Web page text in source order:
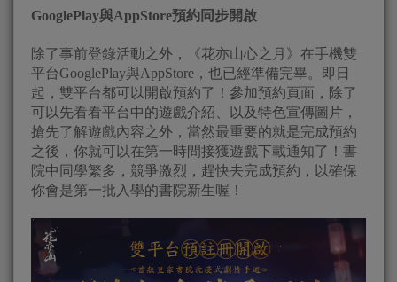
GooglePlay與AppStore預約同步開啟
除了事前登錄活動之外，《花亦山心之月》在手機雙
平台GooglePlay與AppStore，也已經準備完畢。即日
起，雙平台都可以開啟預約了！參加預約頁面，除了
可以先看看平台中的遊戲介紹、以及特色宣傳圖片，
搶先了解遊戲內容之外，當然最重要的就是完成預約
之後，你就可以在第一時間接獲遊戲下載通知了！書
院中同學繁多，競爭激烈，趕快去完成預約，以確保
你會是第一批入學的書院新生喔！